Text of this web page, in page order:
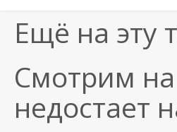
Ещё на эту
Смотрим
недостает